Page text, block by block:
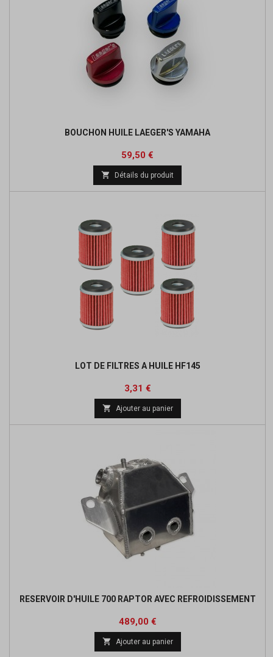
BOUCHON HUILE LAEGER'S YAMAHA
Prix
59,50 €
base
 Détails du produit
LOT DE FILTRES A HUILE HF145
Prix
3,31 €Prix
base
 Ajouter au panier
RESERVOIR D'HUILE 700 RAPTOR AVEC REFROIDISSEMENT
Prix
489,00 €
 Ajouter au panier